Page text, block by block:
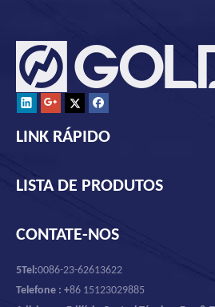
LINK RÁPIDO
LISTA DE PRODUTOS
CONTATE-NOS
5Tel:0086-23-62613622
Telefone : +86 15123029885